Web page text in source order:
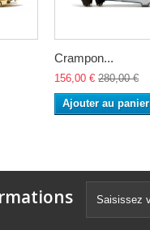
Crampon...
156,00 € 280,00 €
Ajouter au panier